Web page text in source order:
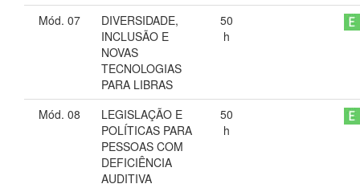
Mód. 07
DIVERSIDADE,
INCLUSÃO E
NOVAS
TECNOLOGIAS
PARA LIBRAS
50
h
Mód. 08
LEGISLAÇÃO E
POLÍTICAS PARA
PESSOAS COM
DEFICIÊNCIA
AUDITIVA
50
h